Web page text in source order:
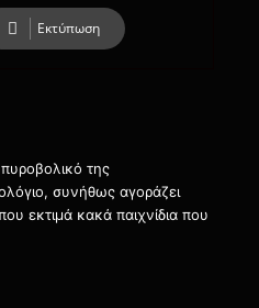
Εκτύπωση
της
συνήθως αγοράζει
εκτιμά κακά παιχνίδια που